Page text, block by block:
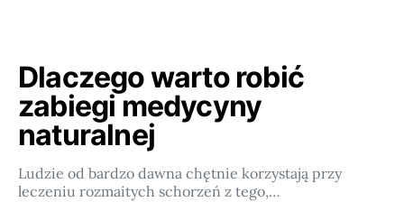
Dlaczego warto robić
zabiegi medycyny
naturalnej
Ludzie od bardzo dawna chętnie korzystają przy
leczeniu rozmaitych schorzeń z tego,…